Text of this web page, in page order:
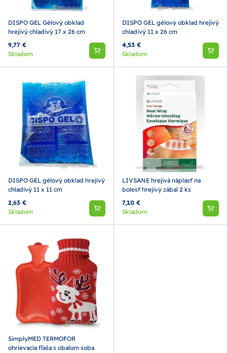
DISPO GEL Gélový obklad
hrejivý chladivý 17 x 26 cm
9,77 €
Skladom
DISPO GEL gélový obklad hrejivý
chladivý 11 x 26 cm
4,53 €
Skladom
DISPO GEL gélový obklad hrejivý
chladivý 11 x 11 cm
2,63 €
Skladom
LIVSANE hrejivá náplasť na
bolesť hrejivý zábal 2 ks
7,10 €
Skladom
SimplyMED TERMOFOR
ohrievacia fľaša s obalom soba